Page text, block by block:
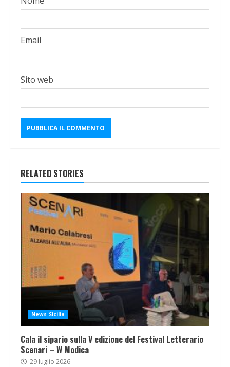
Email
Sito web
RELATED STORIES
News Sicilia
Cala il sipario sulla V edizione del Festival Letterario
Scenari – W Modica
29 luglio 2026